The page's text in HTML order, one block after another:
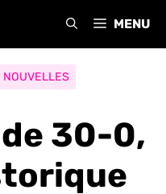
MENU
NOUVELLES
30-0,